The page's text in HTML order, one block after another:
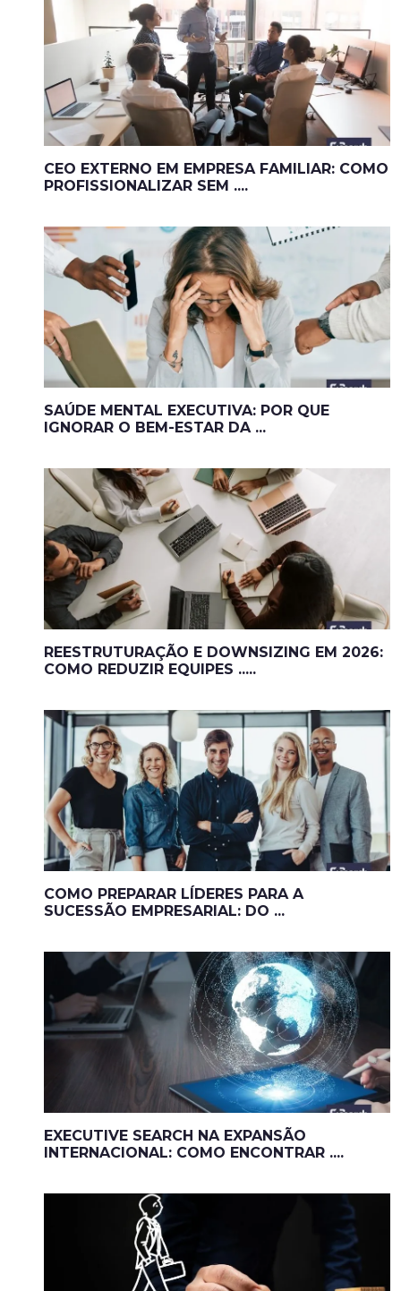
CEO EXTERNO EM EMPRESA FAMILIAR: COMO
PROFISSIONALIZAR SEM ....
SAÚDE MENTAL EXECUTIVA: POR QUE
IGNORAR O BEM-ESTAR DA ...
REESTRUTURAÇÃO E DOWNSIZING EM 2026:
COMO REDUZIR EQUIPES .....
COMO PREPARAR LÍDERES PARA A
SUCESSÃO EMPRESARIAL: DO ...
EXECUTIVE SEARCH NA EXPANSÃO
INTERNACIONAL: COMO ENCONTRAR ....